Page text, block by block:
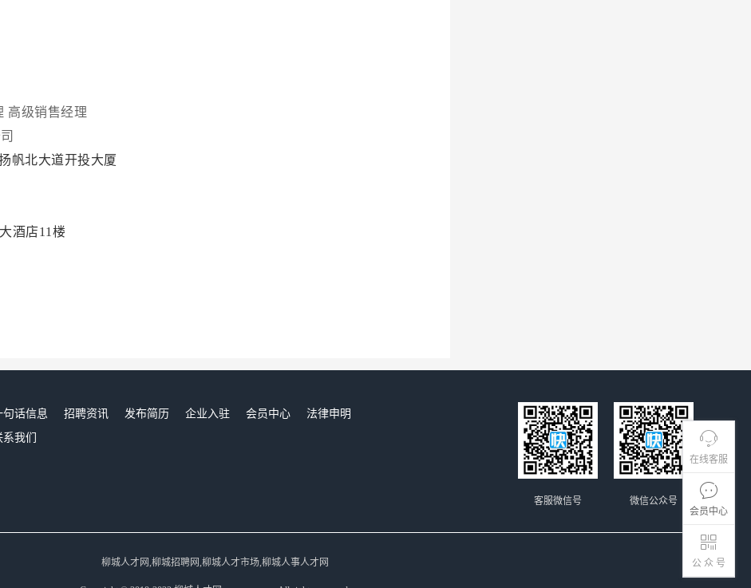
在线客服
会员中心
公 众 号
高级销售经理
帆北大道开投大厦
酒店11楼
句话信息 招聘资讯 发布简历 企业入驻 会员中心
法律申明
系我们
微信公众号
客服微信号
柳城人才网,柳城招聘网,柳城人才市场,柳城人事人才网